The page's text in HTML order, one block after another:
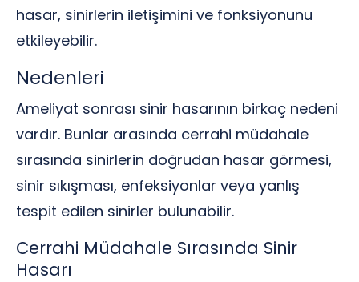
hasar, sinirlerin iletişimini ve fonksiyonunu
etkileyebilir.
Nedenleri
Ameliyat sonrası sinir hasarının birkaç nedeni
vardır. Bunlar arasında cerrahi müdahale
sırasında sinirlerin doğrudan hasar görmesi,
sinir sıkışması, enfeksiyonlar veya yanlış
tespit edilen sinirler bulunabilir.
Cerrahi Müdahale Sırasında Sinir
Hasarı